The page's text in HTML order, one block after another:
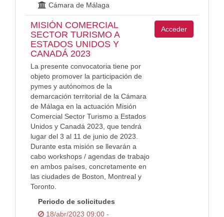
Cámara de Málaga
MISIÓN COMERCIAL
SECTOR TURISMO A
ESTADOS UNIDOS Y
CANADÁ 2023
La presente convocatoria tiene por
objeto promover la participación de
pymes y autónomos de la
demarcación territorial de la Cámara
de Málaga en la actuación Misión
Comercial Sector Turismo a Estados
Unidos y Canadá 2023, que tendrá
lugar del 3 al 11 de junio de 2023.
Durante esta misión se llevarán a
cabo workshops / agendas de trabajo
en ambos países, concretamente en
las ciudades de Boston, Montreal y
Toronto.
Periodo de solicitudes
18/abr/2023 09:00 -
Acceder